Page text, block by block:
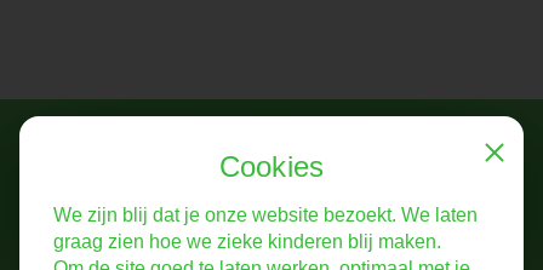
Vertel ons verhaal verder
Cookies
We zijn blij dat je onze website bezoekt. We laten
graag zien hoe we zieke kinderen blij maken.
Close